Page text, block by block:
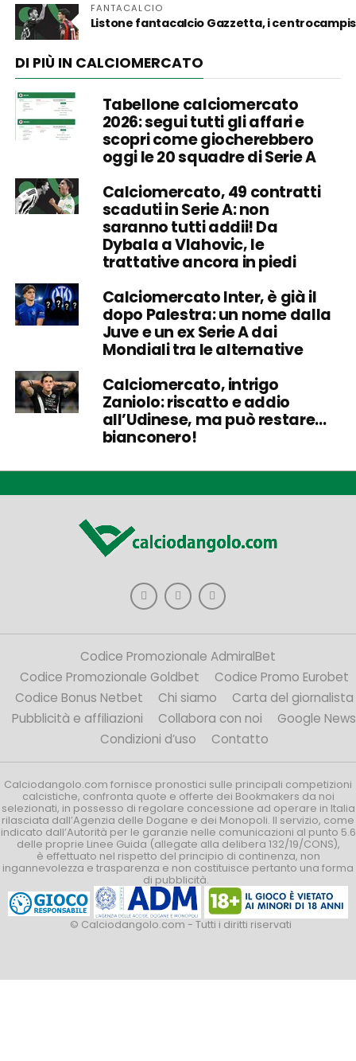
FANTACALCIO
Listone fantacalcio Gazzetta, i
DI PIÙ IN CALCIOMERCATO
Tabellone calciomercato
2026: segui tutti gli affari e
scopri come giocherebbero
oggi le 20 squadre di Serie A
Calciomercato, 49 contratti
scaduti in Serie A: non
saranno tutti addii! Da
Dybala a Vlahovic, le
trattative ancora in piedi
Calciomercato Inter, è già il
dopo Palestra: un nome dalla
Juve e un ex Serie A dai
Mondiali tra le alternative
Calciomercato, intrigo
Zaniolo: riscatto e addio
all’Udinese, ma può restare…
bianconero!
Codice Promozionale AdmiralBet
Codice Promozionale Goldbet
Codice Promo Eurobet
Codice Bonus Netbet
Chi siamo
Carta del giornalista
Pubblicità e affiliazioni
Collabora con noi
Google News
Condizioni d’uso
Contatto
Calciodangolo.com fornisce pronostici sulle principali competizioni
calcistiche, confronta quote e offerte dei Bookmakers da noi
selezionati, in possesso di regolare concessione ad operare in Italia
rilasciata dall’Agenzia delle Dogane e dei Monopoli. Il servizio, come
indicato dall’Autorità per le garanzie nelle comunicazioni al punto 5.6
delle proprie Linee Guida (allegate alla delibera 132/19/CONS),
è effettuato nel rispetto del principio di continenza, non
ingannevolezza e trasparenza e non costituisce pertanto una forma
di pubblicità.
© Calciodangolo.com - Tutti i diritti riservati